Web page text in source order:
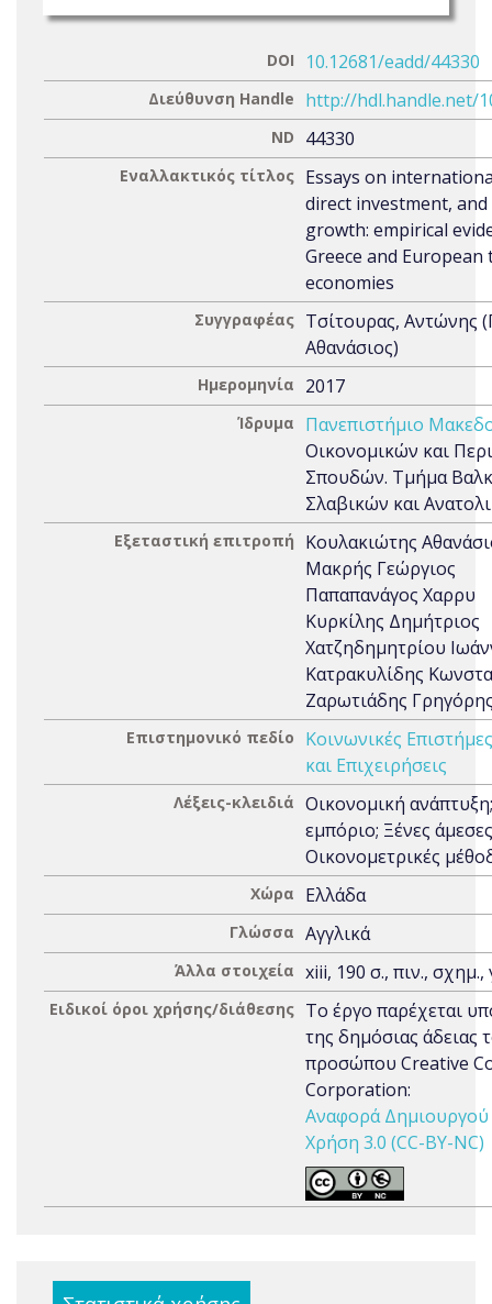
DOI 10.12681/eadd/44330
Διεύθυνση Handle http://hdl.handle.net/
ND 44330
Εναλλακτικός τίτλος Essays on
direct investment, and
growth: empirical
Greece and
economies
Συγγραφέας Τσίτουρας, Αντώνης
Αθανάσιος)
Ημερομηνία 2017
Ίδρυμα
Πανεπιστήμιο
Οικονομικών και
Σπουδών. Τμήμα
Σλαβικών και
Εξεταστική επιτροπή
Κουλακιώτης
Μακρής Γεώργιος
Παπαπανάγος Χαρρυ
Κυρκίλης Δημήτριος
Χατζηδημητρίου
Κατρακυλίδης
Ζαρωτιάδης
Επιστημονικό πεδίο
Κοινωνικές Επιστήμες
και Επιχειρήσεις
Λέξεις-κλειδιά Οικονομική
εμπόριο; Ξένες
Οικονομετρικές
Χώρα Ελλάδα
Γλώσσα Αγγλικά
Άλλα στοιχεία xiii, 190 σ., πιν., σχημ.,
Ειδικοί όροι χρήσης/διάθεσης Το έργο παρέχεται
της δημόσιας άδειας
προσώπου Creative
Corporation:
Αναφορά
Χρήση 3.0 (CC-BY-NC)